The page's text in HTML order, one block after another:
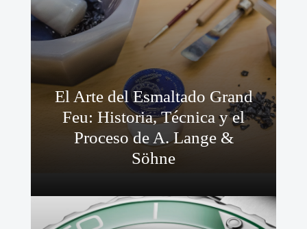
El Arte del Esmaltado Grand
Feu: Historia, Técnica y el
Proceso de A. Lange &
Söhne